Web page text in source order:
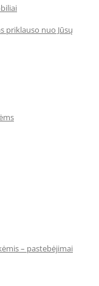
priklauso nuo Jūsų
– pastebėjimai